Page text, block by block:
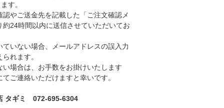
す。
やご送金先を記載した「ご注文確認メ
約24時間以内に送信させていただいてお
いない場合、メールアドレスの誤入力
れます。
場合は、お手数をお掛けいたします
ご連絡いただけますと幸いです。
タギミ 072-695-6304